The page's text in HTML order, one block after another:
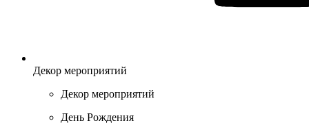
Декор мероприятий
Декор мероприятий
День Рождения